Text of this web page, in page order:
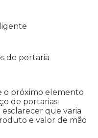
de portaria
o próximo elemento
de portarias
que varia
e valor de mão